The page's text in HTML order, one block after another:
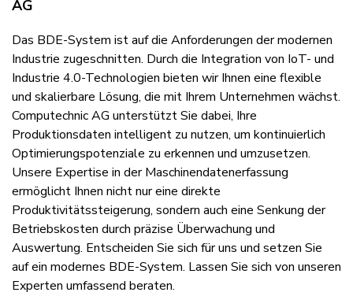
AG
Das BDE-System ist auf die Anforderungen der modernen
Industrie zugeschnitten. Durch die Integration von IoT- und
Industrie 4.0-Technologien bieten wir Ihnen eine flexible
und skalierbare Lösung, die mit Ihrem Unternehmen wächst.
Computechnic AG unterstützt Sie dabei, Ihre
Produktionsdaten intelligent zu nutzen, um kontinuierlich
Optimierungspotenziale zu erkennen und umzusetzen.
Unsere Expertise in der Maschinendatenerfassung
ermöglicht Ihnen nicht nur eine direkte
Produktivitätssteigerung, sondern auch eine Senkung der
Betriebskosten durch präzise Überwachung und
Auswertung. Entscheiden Sie sich für uns und setzen Sie
auf ein modernes BDE-System. Lassen Sie sich von unseren
Experten umfassend beraten.